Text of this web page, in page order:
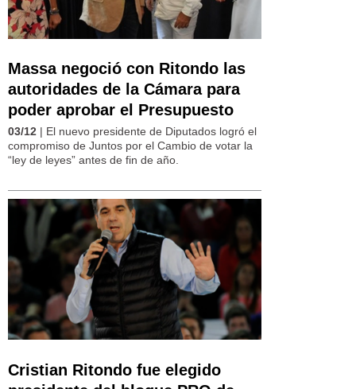
Massa negoció con Ritondo las
autoridades de la Cámara para
poder aprobar el Presupuesto
03/12 | El nuevo presidente de Diputados logró el
compromiso de Juntos por el Cambio de votar la
“ley de leyes” antes de fin de año.
Cristian Ritondo fue elegido